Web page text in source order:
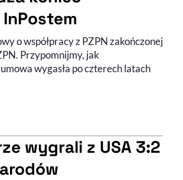
o współpracy z PZPN zakończonej
Przypomnijmy, jak
wygasła po czterech latach
wygrali z USA 3:2